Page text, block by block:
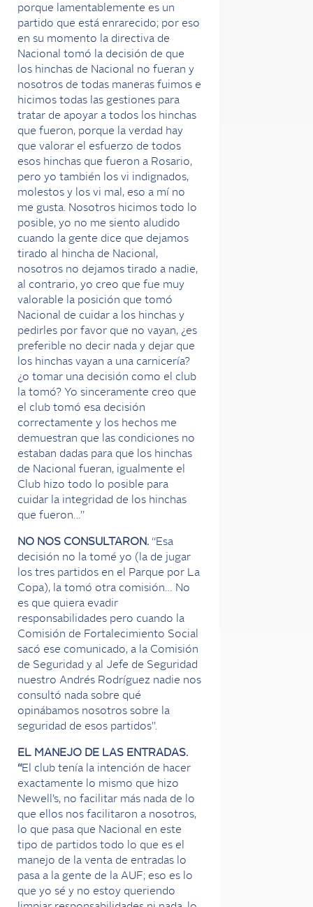
porque lamentablemente es un
partido que está enrarecido; por eso
en su momento la directiva de
Nacional tomó la decisión de que
los hinchas de Nacional no fueran y
nosotros de todas maneras fuimos e
hicimos todas las gestiones para
tratar de apoyar a todos los hinchas
que fueron, porque la verdad hay
que valorar el esfuerzo de todos
esos hinchas que fueron a Rosario,
pero yo también los vi indignados,
molestos y los vi mal, eso a mí no
me gusta. Nosotros hicimos todo lo
posible, yo no me siento aludido
cuando la gente dice que dejamos
tirado al hincha de Nacional,
nosotros no dejamos tirado a nadie,
al contrario, yo creo que fue muy
valorable la posición que tomó
Nacional de cuidar a los hinchas y
pedirles por favor que no vayan, ¿es
preferible no decir nada y dejar que
los hinchas vayan a una carnicería?
¿o tomar una decisión como el club
la tomó? Yo sinceramente creo que
el club tomó esa decisión
correctamente y los hechos me
demuestran que las condiciones no
estaban dadas para que los hinchas
de Nacional fueran, igualmente el
Club hizo todo lo posible para
cuidar la integridad de los hinchas
que fueron…”
NO NOS CONSULTARON. “Esa
decisión no la tomé yo (la de jugar
los tres partidos en el Parque por La
Copa), la tomó otra comisión… No
es que quiera evadir
responsabilidades pero cuando la
Comisión de Fortalecimiento Social
sacó ese comunicado, a la Comisión
de Seguridad y al Jefe de Seguridad
nuestro Andrés Rodríguez nadie nos
consultó nada sobre qué
opinábamos nosotros sobre la
seguridad de esos partidos”.
EL MANEJO DE LAS ENTRADAS.
“El club tenía la intención de hacer
exactamente lo mismo que hizo
Newell’s, no facilitar más nada de lo
que ellos nos facilitaron a nosotros,
lo que pasa que Nacional en este
tipo de partidos todo lo que es el
manejo de la venta de entradas lo
pasa a la gente de la AUF; eso es lo
que yo sé y no estoy queriendo